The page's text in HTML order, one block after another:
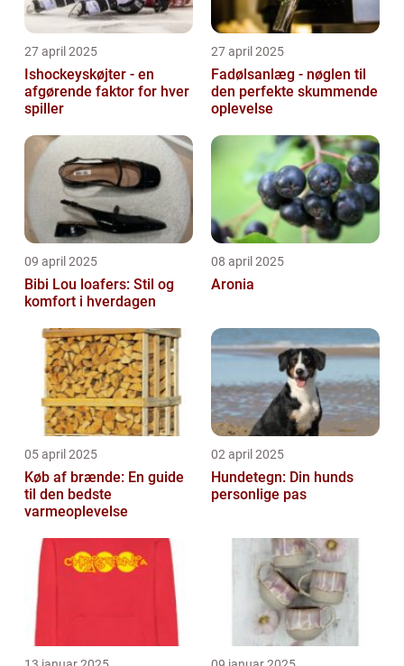
27 april 2025
Ishockeyskøjter - en
afgørende faktor for hver
spiller
27 april 2025
Fadølsanlæg - nøglen til
den perfekte skummende
oplevelse
09 april 2025
Bibi Lou loafers: Stil og
komfort i hverdagen
08 april 2025
Aronia
05 april 2025
Køb af brænde: En guide
til den bedste
varmeoplevelse
02 april 2025
Hundetegn: Din hunds
personlige pas